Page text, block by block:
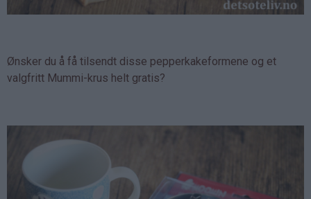
Ønsker du å få tilsendt disse pepperkakeformene og et
valgfritt Mummi-krus helt gratis?